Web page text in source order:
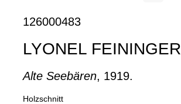
126000483
LYONEL FEININGER
Alte Seebären, 1919.
Holzschnitt